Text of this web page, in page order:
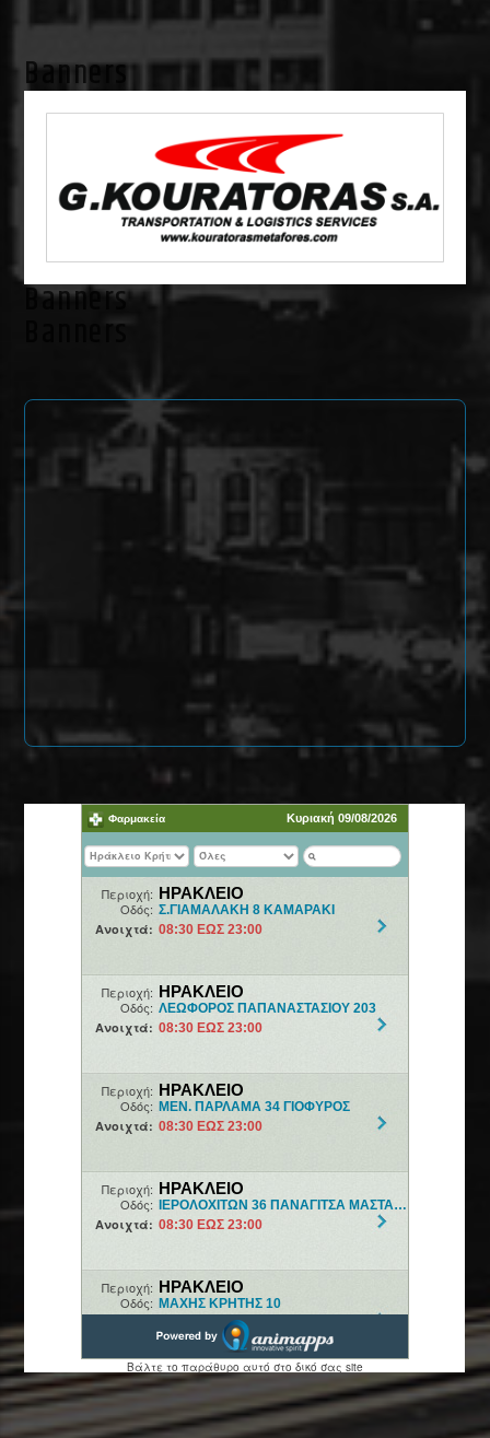
Banners
Banners
Banners